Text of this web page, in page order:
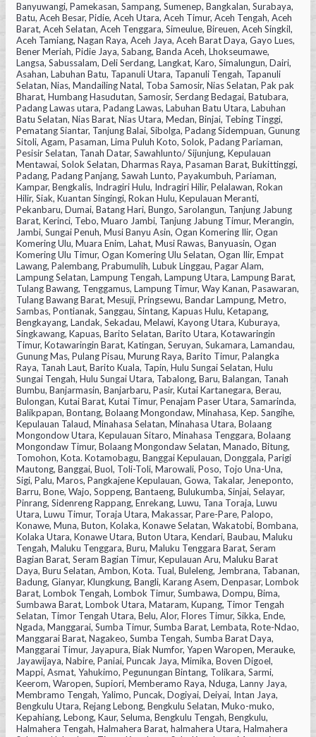
Banyuwangi, Pamekasan, Sampang, Sumenep, Bangkalan, Surabaya,
Batu, Aceh Besar, Pidie, Aceh Utara, Aceh Timur, Aceh Tengah, Aceh
Barat, Aceh Selatan, Aceh Tenggara, Simeulue, Bireuen, Aceh Singkil,
Aceh Tamiang, Nagan Raya, Aceh Jaya, Aceh Barat Daya, Gayo Lues,
Bener Meriah, Pidie Jaya, Sabang, Banda Aceh, Lhokseumawe,
Langsa, Sabussalam, Deli Serdang, Langkat, Karo, Simalungun, Dairi,
Asahan, Labuhan Batu, Tapanuli Utara, Tapanuli Tengah, Tapanuli
Selatan, Nias, Mandailing Natal, Toba Samosir, Nias Selatan, Pak pak
Bharat, Humbang Hasudutan, Samosir, Serdang Bedagai, Batubara,
Padang Lawas utara, Padang Lawas, Labuhan Batu Utara, Labuhan
Batu Selatan, Nias Barat, Nias Utara, Medan, Binjai, Tebing Tinggi,
Pematang Siantar, Tanjung Balai, Sibolga, Padang Sidempuan, Gunung
Sitoli, Agam, Pasaman, Lima Puluh Koto, Solok, Padang Pariaman,
Pesisir Selatan, Tanah Datar, Sawahlunto/ Sijunjung, Kepulauan
Mentawai, Solok Selatan, Dharmas Raya, Pasaman Barat, Bukittinggi,
Padang, Padang Panjang, Sawah Lunto, Payakumbuh, Pariaman,
Kampar, Bengkalis, Indragiri Hulu, Indragiri Hilir, Pelalawan, Rokan
Hilir, Siak, Kuantan Singingi, Rokan Hulu, Kepulauan Meranti,
Pekanbaru, Dumai, Batang Hari, Bungo, Sarolangun, Tanjung Jabung
Barat, Kerinci, Tebo, Muaro Jambi, Tanjung Jabung Timur, Merangin,
Jambi, Sungai Penuh, Musi Banyu Asin, Ogan Komering Ilir, Ogan
Komering Ulu, Muara Enim, Lahat, Musi Rawas, Banyuasin, Ogan
Komering Ulu Timur, Ogan Komering Ulu Selatan, Ogan Ilir, Empat
Lawang, Palembang, Prabumulih, Lubuk Linggau, Pagar Alam,
Lampung Selatan, Lampung Tengah, Lampung Utara, Lampung Barat,
Tulang Bawang, Tenggamus, Lampung Timur, Way Kanan, Pasawaran,
Tulang Bawang Barat, Mesuji, Pringsewu, Bandar Lampung, Metro,
Sambas, Pontianak, Sanggau, Sintang, Kapuas Hulu, Ketapang,
Bengkayang, Landak, Sekadau, Melawi, Kayong Utara, Kuburaya,
Singkawang, Kapuas, Barito Selatan, Barito Utara, Kotawaringin
Timur, Kotawaringin Barat, Katingan, Seruyan, Sukamara, Lamandau,
Gunung Mas, Pulang Pisau, Murung Raya, Barito Timur, Palangka
Raya, Tanah Laut, Barito Kuala, Tapin, Hulu Sungai Selatan, Hulu
Sungai Tengah, Hulu Sungai Utara, Tabalong, Baru, Balangan, Tanah
Bumbu, Banjarmasin, Banjarbaru, Pasir, Kutai Kartanegara, Berau,
Bulongan, Kutai Barat, Kutai Timur, Penajam Paser Utara, Samarinda,
Balikpapan, Bontang, Bolaang Mongondaw, Minahasa, Kep. Sangihe,
Kepulauan Talaud, Minahasa Selatan, Minahasa Utara, Bolaang
Mongondow Utara, Kepulauan Sitaro, Minahasa Tenggara, Bolaang
Mongondaw Timur, Bolaang Mongondaw Selatan, Manado, Bitung,
Tomohon, Kota. Kotamobagu, Banggai Kepulauan, Donggala, Parigi
Mautong, Banggai, Buol, Toli-Toli, Marowali, Poso, Tojo Una-Una,
Sigi, Palu, Maros, Pangkajene Kepulauan, Gowa, Takalar, Jeneponto,
Barru, Bone, Wajo, Soppeng, Bantaeng, Bulukumba, Sinjai, Selayar,
Pinrang, Sidenreng Rappang, Enrekang, Luwu, Tana Toraja, Luwu
Utara, Luwu Timur, Toraja Utara, Makassar, Pare-Pare, Palopo,
Konawe, Muna, Buton, Kolaka, Konawe Selatan, Wakatobi, Bombana,
Kolaka Utara, Konawe Utara, Buton Utara, Kendari, Baubau, Maluku
Tengah, Maluku Tenggara, Buru, Maluku Tenggara Barat, Seram
Bagian Barat, Seram Bagian Timur, Kepulauan Aru, Maluku Barat
Daya, Buru Selatan, Ambon, Kota. Tual, Buleleng, Jembrana, Tabanan,
Badung, Gianyar, Klungkung, Bangli, Karang Asem, Denpasar, Lombok
Barat, Lombok Tengah, Lombok Timur, Sumbawa, Dompu, Bima,
Sumbawa Barat, Lombok Utara, Mataram, Kupang, Timor Tengah
Selatan, Timor Tengah Utara, Belu, Alor, Flores Timur, Sikka, Ende,
Ngada, Manggarai, Sumba Timur, Sumba Barat, Lembata, Rote-Ndao,
Manggarai Barat, Nagakeo, Sumba Tengah, Sumba Barat Daya,
Manggarai Timur, Jayapura, Biak Numfor, Yapen Waropen, Merauke,
Jayawijaya, Nabire, Paniai, Puncak Jaya, Mimika, Boven Digoel,
Mappi, Asmat, Yahukimo, Pegunungan Bintang, Tolikara, Sarmi,
Keerom, Waropen, Supiori, Memberamo Raya, Nduga, Lanny Jaya,
Membramo Tengah, Yalimo, Puncak, Dogiyai, Deiyai, Intan Jaya,
Bengkulu Utara, Rejang Lebong, Bengkulu Selatan, Muko-muko,
Kepahiang, Lebong, Kaur, Seluma, Bengkulu Tengah, Bengkulu,
Halmahera Tengah, Halmahera Barat, halmahera Utara, Halmahera